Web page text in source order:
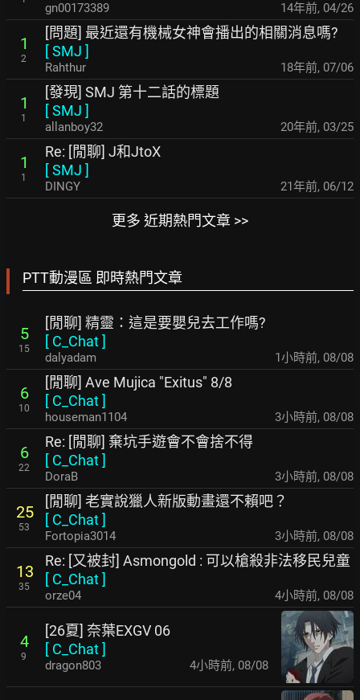
gn00173389 14年前, 04/26
1
2
[問題] 最近還有機械女神會播出的相關消息嗎?
[SMJ ]
Rahthur 18年前, 07/06
1
1
[發現] SMJ 第十二話的標題
[SMJ ]
allanboy32 20年前, 03/25
1
1
Re: [閒聊] J和JtoX
[SMJ ]
DINGY 21年前, 06/12
更多 近期熱門文章 >>
PTT動漫區 即時熱門文章
5
15
[閒聊] 精靈：這是要嬰兒去工作嗎?
[ C_Chat]
dalyadam 1小時前, 08/08
6
10
[閒聊] Ave Mujica "Exitus" 8/8
[ C_Chat]
houseman1104 3小時前, 08/08
6
22
Re: [閒聊] 棄坑手遊會不會捨不得
[ C_Chat]
DoraB 3小時前, 08/08
25
53
[閒聊] 老實說獵人新版動畫還不賴吧？
[ C_Chat]
Fortopia3014 3小時前, 08/08
13
35
Re: [又被封] Asmongold : 可以槍殺非法移民兒童
[ C_Chat]
orze04 4小時前, 08/08
4
9
[26夏] 奈葉EXGV 06
[ C_Chat]
dragon803 4小時前, 08/08